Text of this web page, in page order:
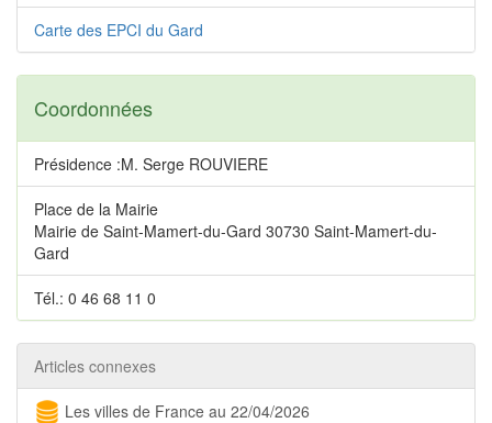
Carte des EPCI du Gard
Coordonnées
Présidence :M. Serge ROUVIERE
Place de la Mairie
Mairie de Saint-Mamert-du-Gard 30730 Saint-Mamert-du-
Gard
Tél.: 0 46 68 11 0
Articles connexes
Les villes de France au 22/04/2026